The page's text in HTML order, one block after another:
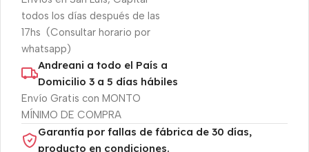
todos los días después de las
17hs (Consultar horario por
whatsapp)
Andreani a todo el País a
Domicilio 3 a 5 días hábiles
Envío Gratis con MONTO
MÍNIMO DE COMPRA
Garantía por fallas de fábrica de 30 días,
producto en condiciones.